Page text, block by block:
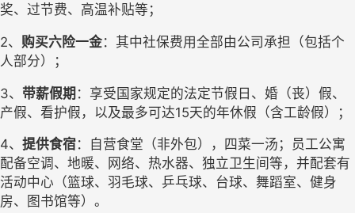
奖、过节费、高温补贴等；
2、 购买六险一金：其中社保费用全部由公司承担（包括个
人部分）；
3、 带薪假期 ：享受国家规定的法定节假日、婚（丧）假、
产假、看护假，以及最多可达15天的年休假（含工龄假）；
4、 提供食宿：自营食堂（非外包），四菜一汤；员工公寓
配备空调、地暖、网络、热水器、独立卫生间等，并配套有
活动中心（篮球、羽毛球、乒乓球、台球、舞蹈室、健身
房、图书馆等）。